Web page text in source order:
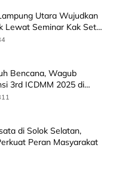
Utara Wujudkan
Lewat Seminar Kak Seto,
Bencana, Wagub
3rd ICDMM 2025 di
di Solok Selatan,
Peran Masyarakat